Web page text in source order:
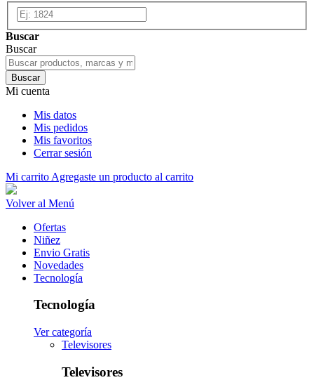
Buscar
Buscar
Buscar
Mi cuenta
Mis datos
Mis pedidos
Mis favoritos
Cerrar sesión
Mi carrito Agregaste un producto al carrito
Volver al Menú
Ofertas
Niñez
Envio Gratis
Novedades
Tecnología
Tecnología
Ver categoría
Televisores
Televisores